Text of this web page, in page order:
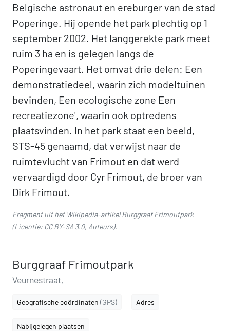
Belgische astronaut en ereburger van de stad
Poperinge. Hij opende het park plechtig op 1
september 2002. Het langgerekte park meet
ruim 3 ha en is gelegen langs de
Poperingevaart. Het omvat drie delen: Een
demonstratiedeel, waarin zich modeltuinen
bevinden, Een ecologische zone Een
recreatiezone', waarin ook optredens
plaatsvinden. In het park staat een beeld,
STS-45 genaamd, dat verwijst naar de
ruimtevlucht van Frimout en dat werd
vervaardigd door Cyr Frimout, de broer van
Dirk Frimout.
Fragment uit het Wikipedia-artikelBurggraaf Frimoutpark
(Licentie: CC BY-SA 3.0, Auteurs).
Burggraaf Frimoutpark
Veurnestraat,
Geografische coördinaten (GPS) Adres
Nabijgelegen plaatsen